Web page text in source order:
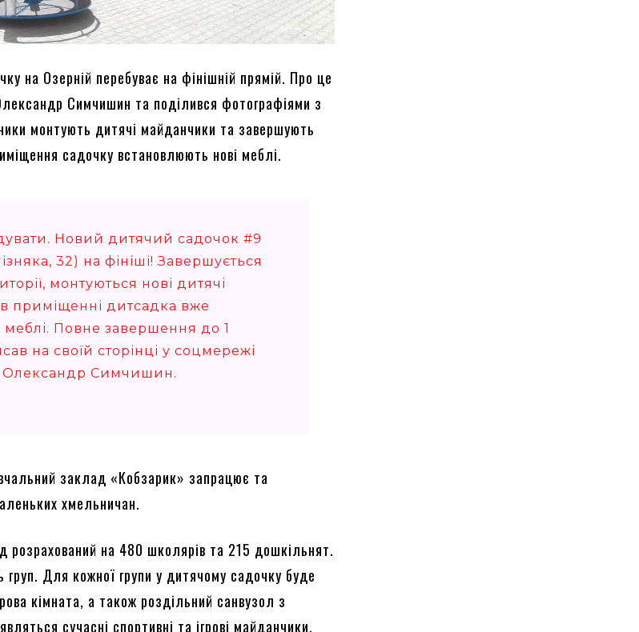
на Озерній перебуває на фінішній прямій. Про це
Симчишин та поділився фотографіями з
монтують дитячі майданчики та завершують
садочку встановлюють нові меблі.
Новий дитячий садочок #9
32) на фініші! Завершується
монтуються нові дитячі
приміщенні дитсадка вже
меблі. Повне завершення до 1
на своїй сторінці у соцмережі
Олександр Симчишин.
заклад «Кобзарик» запрацює та
хмельничан.
розрахований на 480 школярів та 215 дошкільнят.
Для кожної групи у дитячому садочку буде
кімната, а також роздільний санвузол з
сучасні спортивні та ігрові майданчики.